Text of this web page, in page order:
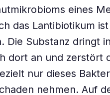
eines
das Lantibiotikum
Die Substanz dringt
dort an und zerstört
nur dieses
nehmen. Auf